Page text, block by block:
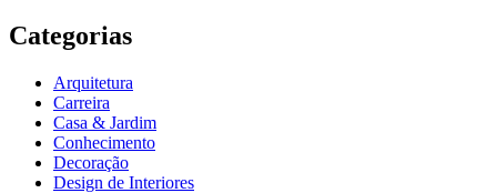
Categorias
Arquitetura
Carreira
Casa & Jardim
Conhecimento
Decoração
Design de Interiores